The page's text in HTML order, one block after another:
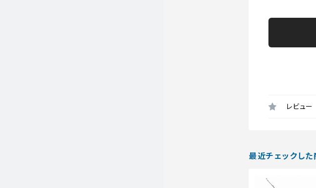
レビュー
最近チェックした